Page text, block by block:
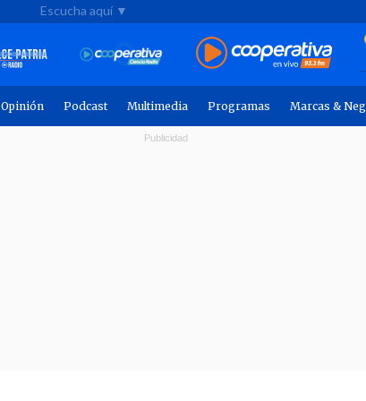
Escucha aquí ▼
Opinión Podcast Multimedia Programas Marcas &